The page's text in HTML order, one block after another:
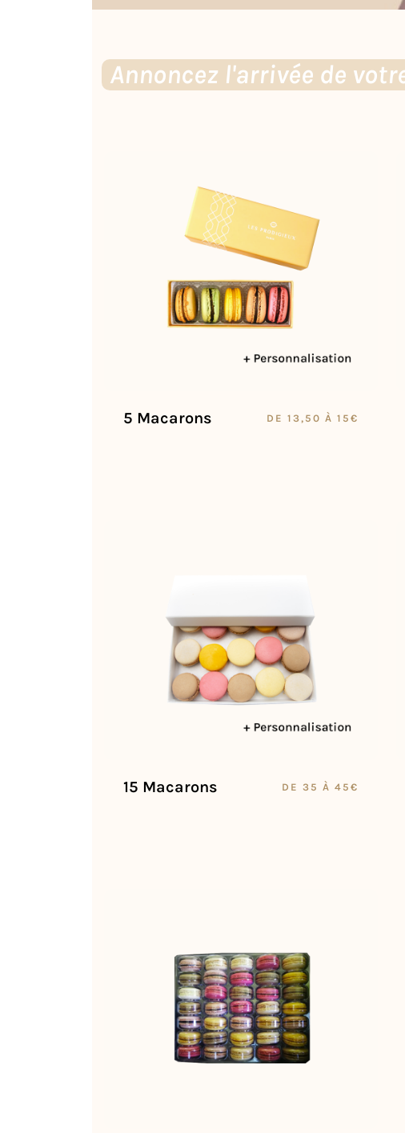
Annoncez l'arrivée de
5 Macarons DE 13,50 À 15€
15 Macarons DE 35 À 45€